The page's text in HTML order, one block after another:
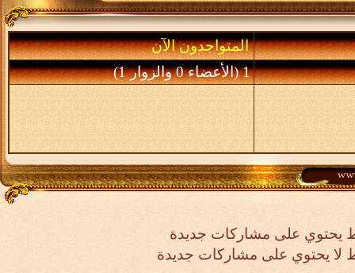
المتواجدون الآن
1 (الأعضاء 0 والزوار 1)
يحتوي على مشاركات جديدة
يحتوي على مشاركات جديدة